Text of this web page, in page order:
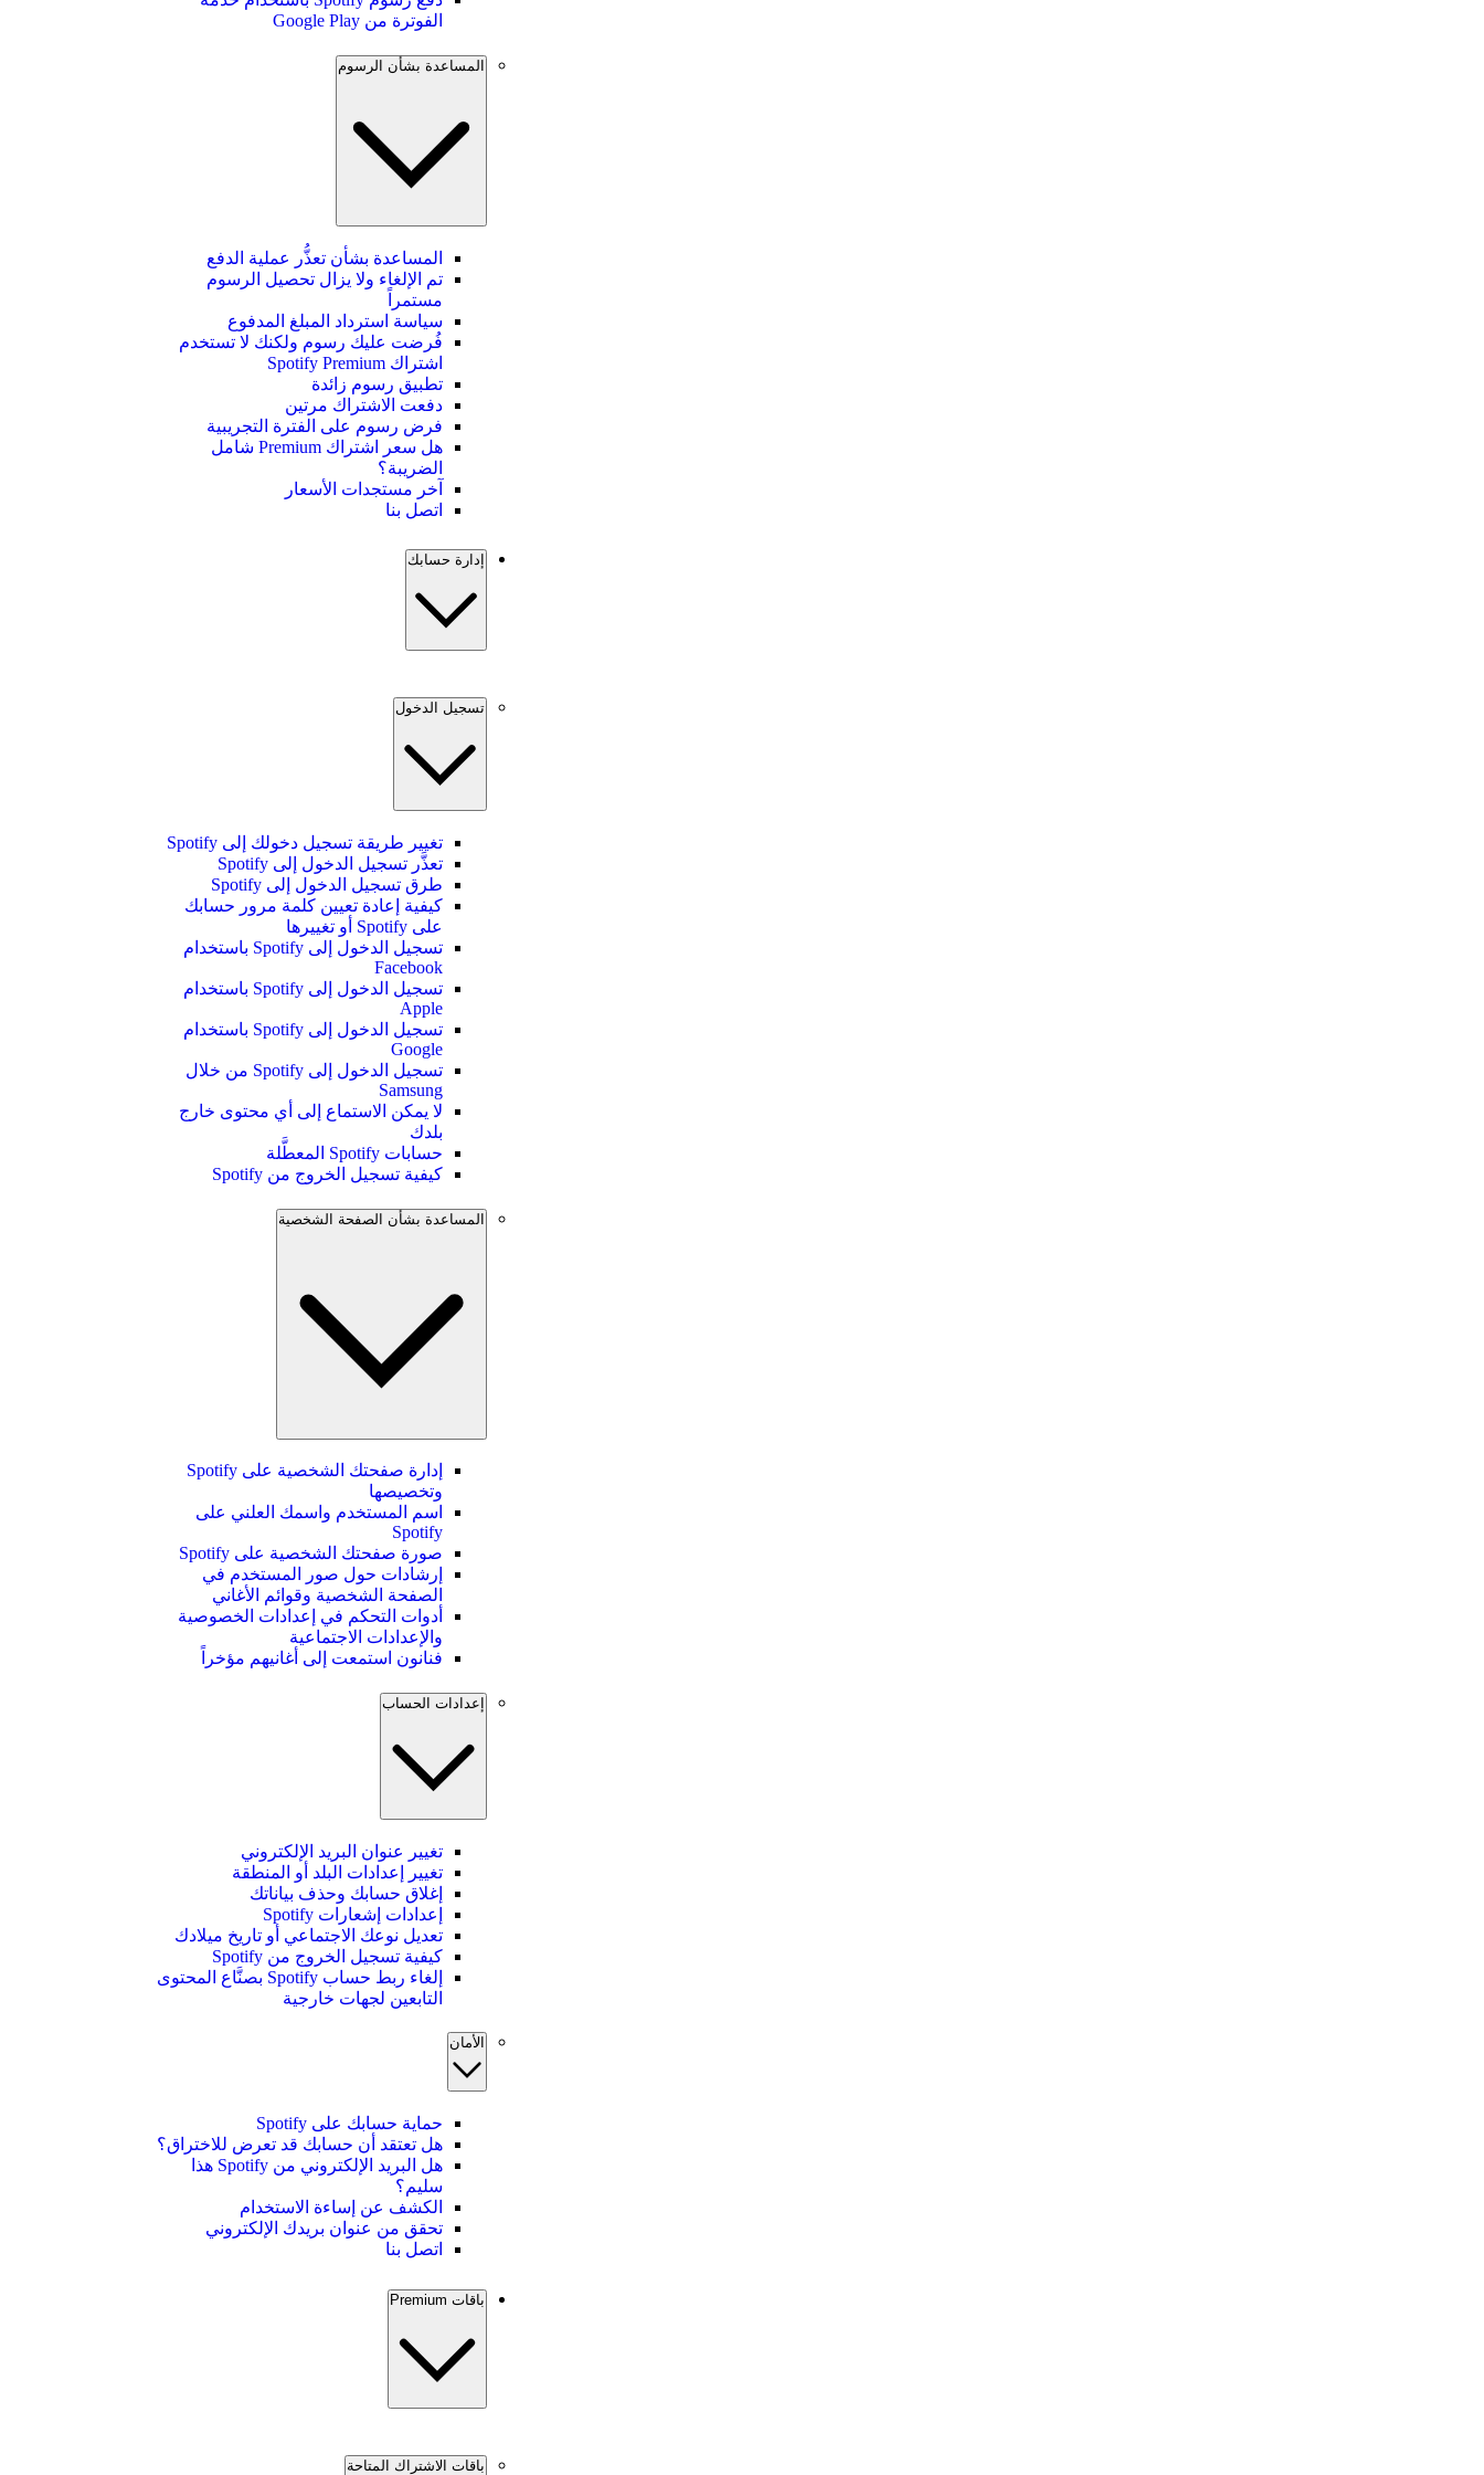
الفوترة من Google Play
المساعدة بشأن الرسوم
المساعدة بشأن تعذُّر عملية الدفع
تم الإلغاء ولا يزال تحصيل الرسوم
مستمراً
سياسة استرداد المبلغ المدفوع
فُرضت عليك رسوم ولكنك لا تستخدم
اشتراك Spotify Premium
تطبيق رسوم زائدة
دفعت الاشتراك مرتين
فرض رسوم على الفترة التجريبية
هل سعر اشتراك Premium شامل
الضريبة؟
آخر مستجدات الأسعار
اتصل بنا
إدارة حسابك
تسجيل الدخول
تغيير طريقة تسجيل دخولك إلى Spotify
تعذَّر تسجيل الدخول إلى Spotify
طرق تسجيل الدخول إلى Spotify
كيفية إعادة تعيين كلمة مرور حسابك
على Spotify أو تغييرها
تسجيل الدخول إلى Spotify باستخدام
Facebook
تسجيل الدخول إلى Spotify باستخدام
Apple
تسجيل الدخول إلى Spotify باستخدام
Google
تسجيل الدخول إلى Spotify من خلال
Samsung
لا يمكن الاستماع إلى أي محتوى خارج
بلدك
حسابات Spotify المعطَّلة
كيفية تسجيل الخروج من Spotify
المساعدة بشأن الصفحة الشخصية
إدارة صفحتك الشخصية على Spotify
وتخصيصها
اسم المستخدم واسمك العلني على
Spotify
صورة صفحتك الشخصية على Spotify
إرشادات حول صور المستخدم في
الصفحة الشخصية وقوائم الأغاني
أدوات التحكم في إعدادات الخصوصية
والإعدادات الاجتماعية
فنانون استمعت إلى أغانيهم مؤخراً
إعدادات الحساب
تغيير عنوان البريد الإلكتروني
تغيير إعدادات البلد أو المنطقة
إغلاق حسابك وحذف بياناتك
إعدادات إشعارات Spotify
تعديل نوعك الاجتماعي أو تاريخ ميلادك
كيفية تسجيل الخروج من Spotify
إلغاء ربط حساب Spotify بصنَّاع المحتوى
التابعين لجهات خارجية
الأمان
حماية حسابك على Spotify
هل تعتقد أن حسابك قد تعرض للاختراق؟
هل البريد الإلكتروني من Spotify هذا
سليم؟
الكشف عن إساءة الاستخدام
تحقق من عنوان بريدك الإلكتروني
اتصل بنا
باقات Premium
باقات الاشتراك المتاحة